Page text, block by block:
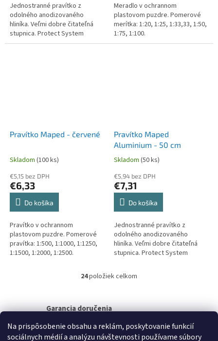
Na prispôsobenie obsahu a reklám, poskytovanie funkcií
sociálnych médií a analýzu návštevnosti používame súbory
Jednostranné pravítko z
odolného anodizovaného
hliníka. Veľmi dobre čitateľná
stupnica. Protect System
ochrana koncových častí.
Meradlo v ochrannom
plastovom puzdre. Pomerové
merítka: 1:20, 1:25, 1:33,33, 1:50,
1:75, 1:100.
Pravítko Maped - červené
Skladom (100 ks)
€5,15 bez DPH
€6,33
Do košíka
Pravítko v ochrannom
plastovom puzdre. Pomerové
pravítka: 1:500, 1:1000, 1:1250,
1:1500, 1:2000, 1:2500.
Pravítko Maped
Aluminium - 50 cm
Skladom (50 ks)
€5,94 bez DPH
€7,31
Do košíka
Jednostranné pravítko z
odolného anodizovaného
hliníka. Veľmi dobre čitateľná
stupnica. Protect System
O
á
a
c
24položiek celkom
Garancia doručenia